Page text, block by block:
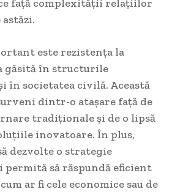
față complexității relațiilor
este rezistența la
găsită în structurile
în societatea civilă. Această
dintr-o atașare față de
tradiționale și de o lipsă
inovatoare. În plus,
dezvolte o strategie
permită să răspundă eficient
ar fi cele economice sau de